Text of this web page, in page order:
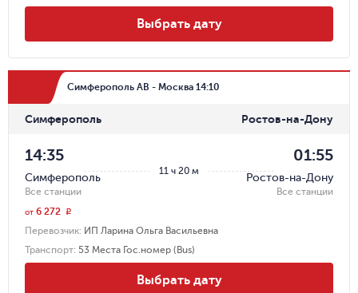
Выбрать дату
Симферополь АВ - Москва 14:10
Симферополь Ростов-на-Дону
11 ч 20 м
14:35
Симферополь
Все станции
01:55
Ростов-на-Дону
Все станции
Перевозчик: ИП Ларина Ольга Васильевна
Транспорт: 53 Места Гос.номер (Bus)
от 6 272 r
Выбрать дату